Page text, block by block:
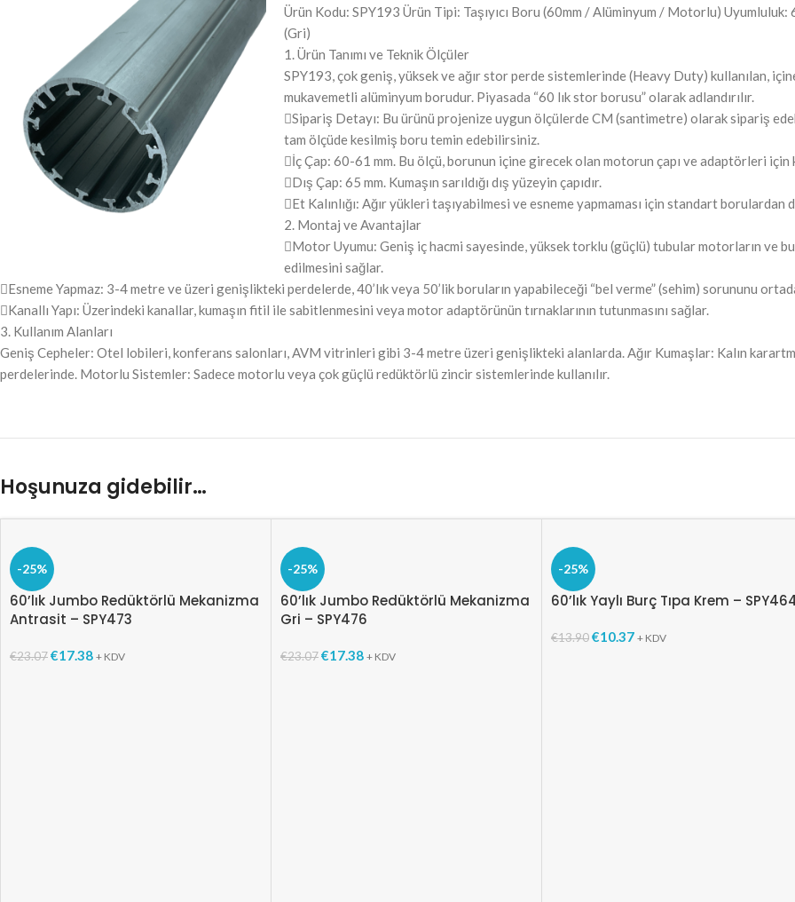
Ürün Kodu: SPY193 Ürün Tipi: Taşıyıcı Boru (60mm / Alüminyum / Motorlu)
(Gri)
1. Ürün Tanımı ve Teknik Ölçüler
SPY193, çok geniş, yüksek ve ağır stor perde sistemlerinde (Heavy Duty) kullanılan,
mukavemetli alüminyum borudur. Piyasada “60 lık stor borusu” olarak adlandırılır.
Sipariş Detayı: Bu ürünü projenize uygun ölçülerde CM (santimetre) olarak sipariş
tam ölçüde kesilmiş boru temin edebilirsiniz.
İç Çap: 60-61 mm. Bu ölçü, borunun içine girecek olan motorun çapı ve adaptörleri için
Dış Çap: 65 mm. Kumaşın sarıldığı dış yüzeyin çapıdır.
Et Kalınlığı: Ağır yükleri taşıyabilmesi ve esneme yapmaması için standart
2. Montaj ve Avantajlar
Motor Uyumu: Geniş iç hacmi sayesinde, yüksek torklu (güçlü) tubular motorların ve
edilmesini sağlar.
Esneme Yapmaz: 3-4 metre ve üzeri genişlikteki perdelerde, 40’lık veya 50’lik boruların yapabileceği “bel verme” (sehim) sorununu
Kanallı Yapı: Üzerindeki kanallar, kumaşın fitil ile sabitlenmesini veya motor adaptörünün tırnaklarının tutunmasını sağlar.
3. Kullanım Alanları
Geniş Cepheler: Otel lobileri, konferans salonları, AVM vitrinleri gibi 3-4 metre üzeri genişlikteki alanlarda. Ağır Kumaşlar: Kalın
perdelerinde. Motorlu Sistemler: Sadece motorlu veya çok güçlü redüktörlü zincir sistemlerinde kullanılır.
Hoşunuza gidebilir…
-25%
60’lık Jumbo Redüktörlü Mekanizma
Antrasit – SPY473
€23.07€17.38 + KDV
-25%
60’lık Jumbo Redüktörlü Mekanizma
Gri – SPY476
€23.07€17.38 + KDV
-25%
60’lık Yaylı Burç Tıpa Krem –
€13.90€10.37 + KDV